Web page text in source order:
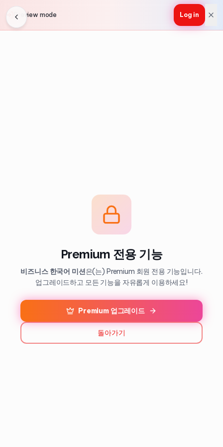
Preview mode Log in
Premium 전용 기능
비즈니스 한국어 미션은(는) Premium 회원 전용 기능입니다.
업그레이드하고 모든 기능을 자유롭게 이용하세요!
Premium 업그레이드
돌아가기